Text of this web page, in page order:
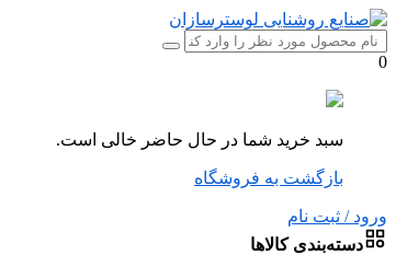
0
سبد خرید شما در حال حاضر خالی است.
بازگشت به فروشگاه
ورود / ثبت نام
دسته‌بندی کالاها